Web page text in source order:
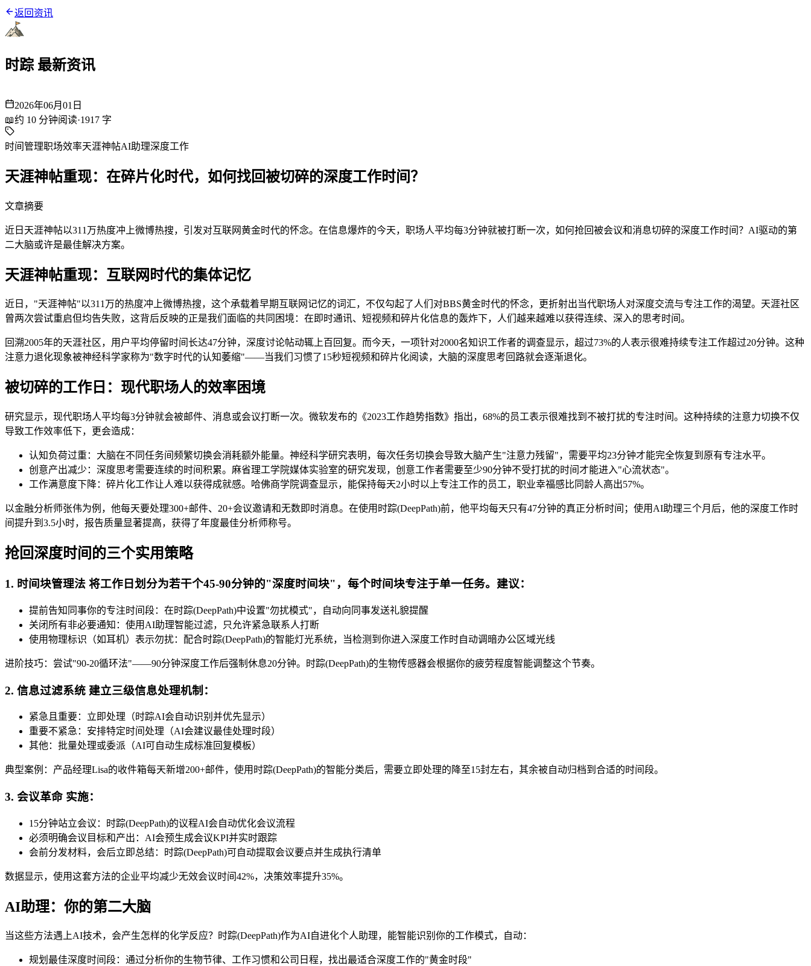
返回资讯
时踪 最新资讯
2026年06月01日
📖约 10 分钟阅读·1917 字
时间管理职场效率天涯神帖AI助理深度工作
天涯神帖重现：在碎片化时代，如何找回被切碎的深度工作时间？
文章摘要
近日天涯神帖以311万热度冲上微博热搜，引发对互联网黄金时代的怀念。在信息爆炸的今天，职场人平均每3分钟就被打断一次，如何抢回被会议和消息切碎的深度工作时间？AI驱动的第
二大脑或许是最佳解决方案。
天涯神帖重现：互联网时代的集体记忆
近日，"天涯神帖"以311万的热度冲上微博热搜，这个承载着早期互联网记忆的词汇，不仅勾起了人们对BBS黄金时代的怀念，更折射出当代职场人对深度交流与专注工作的渴望。天涯社区
曾两次尝试重启但均告失败，这背后反映的正是我们面临的共同困境：在即时通讯、短视频和碎片化信息的轰炸下，人们越来越难以获得连续、深入的思考时间。
回溯2005年的天涯社区，用户平均停留时间长达47分钟，深度讨论帖动辄上百回复。而今天，一项针对2000名知识工作者的调查显示，超过73%的人表示很难持续专注工作超过20分钟。这种
注意力退化现象被神经科学家称为"数字时代的认知萎缩"——当我们习惯了15秒短视频和碎片化阅读，大脑的深度思考回路就会逐渐退化。
被切碎的工作日：现代职场人的效率困境
研究显示，现代职场人平均每3分钟就会被邮件、消息或会议打断一次。微软发布的《2023工作趋势指数》指出，68%的员工表示很难找到不被打扰的专注时间。这种持续的注意力切换不仅
导致工作效率低下，更会造成：
认知负荷过重：大脑在不同任务间频繁切换会消耗额外能量。神经科学研究表明，每次任务切换会导致大脑产生"注意力残留"，需要平均23分钟才能完全恢复到原有专注水平。
创意产出减少：深度思考需要连续的时间积累。麻省理工学院媒体实验室的研究发现，创意工作者需要至少90分钟不受打扰的时间才能进入"心流状态"。
工作满意度下降：碎片化工作让人难以获得成就感。哈佛商学院调查显示，能保持每天2小时以上专注工作的员工，职业幸福感比同龄人高出57%。
以金融分析师张伟为例，他每天要处理300+邮件、20+会议邀请和无数即时消息。在使用时踪(DeepPath)前，他平均每天只有47分钟的真正分析时间；使用AI助理三个月后，他的深度工作时
间提升到3.5小时，报告质量显著提高，获得了年度最佳分析师称号。
抢回深度时间的三个实用策略
1. 时间块管理法 将工作日划分为若干个45-90分钟的"深度时间块"，每个时间块专注于单一任务。建议：
提前告知同事你的专注时间段：在时踪(DeepPath)中设置"勿扰模式"，自动向同事发送礼貌提醒
关闭所有非必要通知：使用AI助理智能过滤，只允许紧急联系人打断
使用物理标识（如耳机）表示勿扰：配合时踪(DeepPath)的智能灯光系统，当检测到你进入深度工作时自动调暗办公区域光线
进阶技巧：尝试"90-20循环法"——90分钟深度工作后强制休息20分钟。时踪(DeepPath)的生物传感器会根据你的疲劳程度智能调整这个节奏。
2. 信息过滤系统 建立三级信息处理机制：
紧急且重要：立即处理（时踪AI会自动识别并优先显示）
重要不紧急：安排特定时间处理（AI会建议最佳处理时段）
其他：批量处理或委派（AI可自动生成标准回复模板）
典型案例：产品经理Lisa的收件箱每天新增200+邮件，使用时踪(DeepPath)的智能分类后，需要立即处理的降至15封左右，其余被自动归档到合适的时间段。
3. 会议革命 实施：
15分钟站立会议：时踪(DeepPath)的议程AI会自动优化会议流程
必须明确会议目标和产出：AI会预生成会议KPI并实时跟踪
会前分发材料，会后立即总结：时踪(DeepPath)可自动提取会议要点并生成执行清单
数据显示，使用这套方法的企业平均减少无效会议时间42%，决策效率提升35%。
AI助理：你的第二大脑
当这些方法遇上AI技术，会产生怎样的化学反应？时踪(DeepPath)作为AI自进化个人助理，能智能识别你的工作模式，自动：
规划最佳深度时间段：通过分析你的生物节律、工作习惯和公司日程，找出最适合深度工作的"黄金时段"